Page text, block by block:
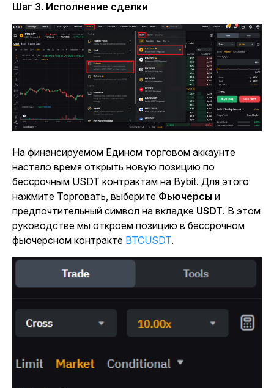
Шаг 3. Исполнение сделки
На финансируемом Едином торговом аккаунте
настало время открыть новую позицию по
бессрочным USDT контрактам на Bybit. Для этого
нажмите Торговать, выберите Фьючерсы и
предпочтительный символ на вкладке USDT. В этом
руководстве мы откроем позицию в бессрочном
фьючерсном контракте BTCUSDT.